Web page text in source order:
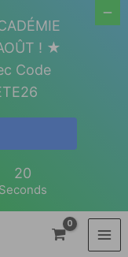
! ★
Code
19
Seconds